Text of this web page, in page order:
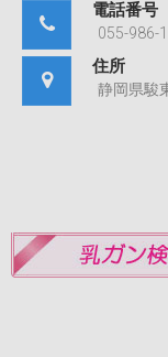
電話番号
055-986-
住所
静岡県駿